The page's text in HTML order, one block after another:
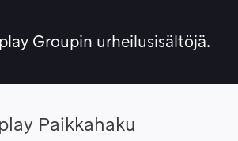
Groupin urheilusisältöjä.
Paikkahaku